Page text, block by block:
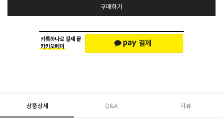
구매하기
상품상세 Q&A 리뷰